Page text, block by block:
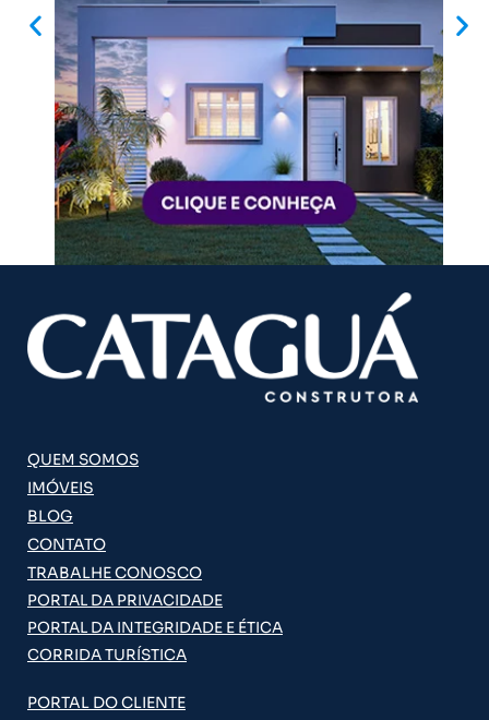
QUEM SOMOS
IMÓVEIS
BLOG
CONTATO
TRABALHE CONOSCO
PORTAL DA PRIVACIDADE
PORTAL DA INTEGRIDADE E ÉTICA
CORRIDA TURÍSTICA
PORTAL DO CLIENTE